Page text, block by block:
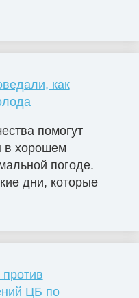
как
помогут
в хорошем
погоде.
дни, которые
ЦБ по